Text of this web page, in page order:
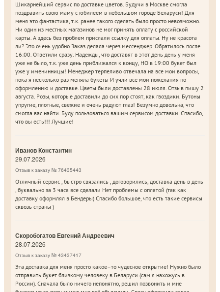
Шикарнейший сервис по доставке цветов. Будучи в Москве смогла
поздравить свою маму с юбилеем в небольшом городе Беларуси! Для
меня это фантастика, т.к. ранее такого сделать было просто невозможно.
Ни один из местных магазинов не мог принять оплату с российской
карты. А здесь без проблем прислали ссылку для оплаты. Ну не красота
ли? Это очень удобно Заказ делала через мессенджер. Обратилось после
16:00. Ответили сразу. Надежды, что доставят в этот день день у меня
уже не было, т.к. уже день приближался к концу, НО в 19:00 букет был
уже у именинницы! Менеджер терпеливо отвечала на все мои вопросы,
пока я несколько раз меняла букеты И учли все мои пожелания по
оформлению и доставке. Цветы были доставлены 28 июля. Отзыв пишу 2
августа. Розы, которые доставили до сих пор стоят, как гвоздики. Бутоны
упругие, плотные, свежие и очень радуют глаз! Безумно довольна, что
смогла вас найти. Буду пользоваться вашим сервисом доставки. Спасибо,
что вы есть!!! Лучшие!
Иванов Константин
29.07.2026
Отзыв к заказу № 76435443
Отличный сервис , быстро связались , договорились, доставка день в день
, буквально за 3 часа все сделали Нет проблемы с оплатой (так как
доставку оформлял в Бендеры) Спасибо большое, что есть такие сервисы
сквозь страны )
Скоробогатов Евгений Андреевич
28.07.2026
Отзыв к заказу № 43437417
Эта доставка для меня просто какое–то чудесное открытие! Нужно было
отправить букет близкому человеку в Беларуси (сам я нахожусь в
России). Сначала было ничего непонятно, решил позвонить и мне